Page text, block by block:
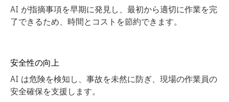
AI が指摘事項を早期に発見し、最初から適切に作業を完
了できるため、時間とコストを節約できます。
安全性の向上
AI は危険を検知し、事故を未然に防ぎ、現場の作業員の
安全確保を支援します。